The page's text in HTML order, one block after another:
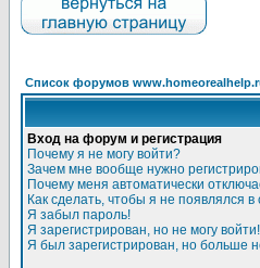
Список форумов
Вход на форум и регистрация
Почему я не могу войти?
Зачем мне вообще нужно
Почему меня автоматически
Как сделать, чтобы я не появлялся
Я забыл пароль!
Я зарегистрирован, но не могу войти!
Я был зарегистрирован, но больше